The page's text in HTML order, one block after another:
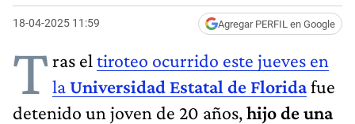
18-04-2025 11:59 Agregar PERFIL en Google
Tras el tiroteo ocurrido este jueves en
laUniversidad Estatal de Floridafue
detenido un joven de 20 años,hijo de una